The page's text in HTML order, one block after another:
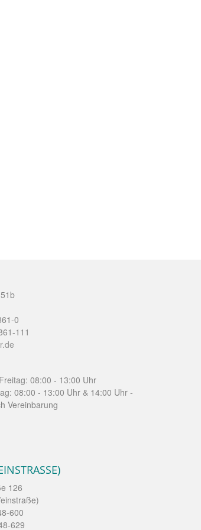
0
111
08:00 - 13:00 Uhr
08:00 - 13:00 Uhr & 14:00 Uhr -
Vereinbarung
126
600
629